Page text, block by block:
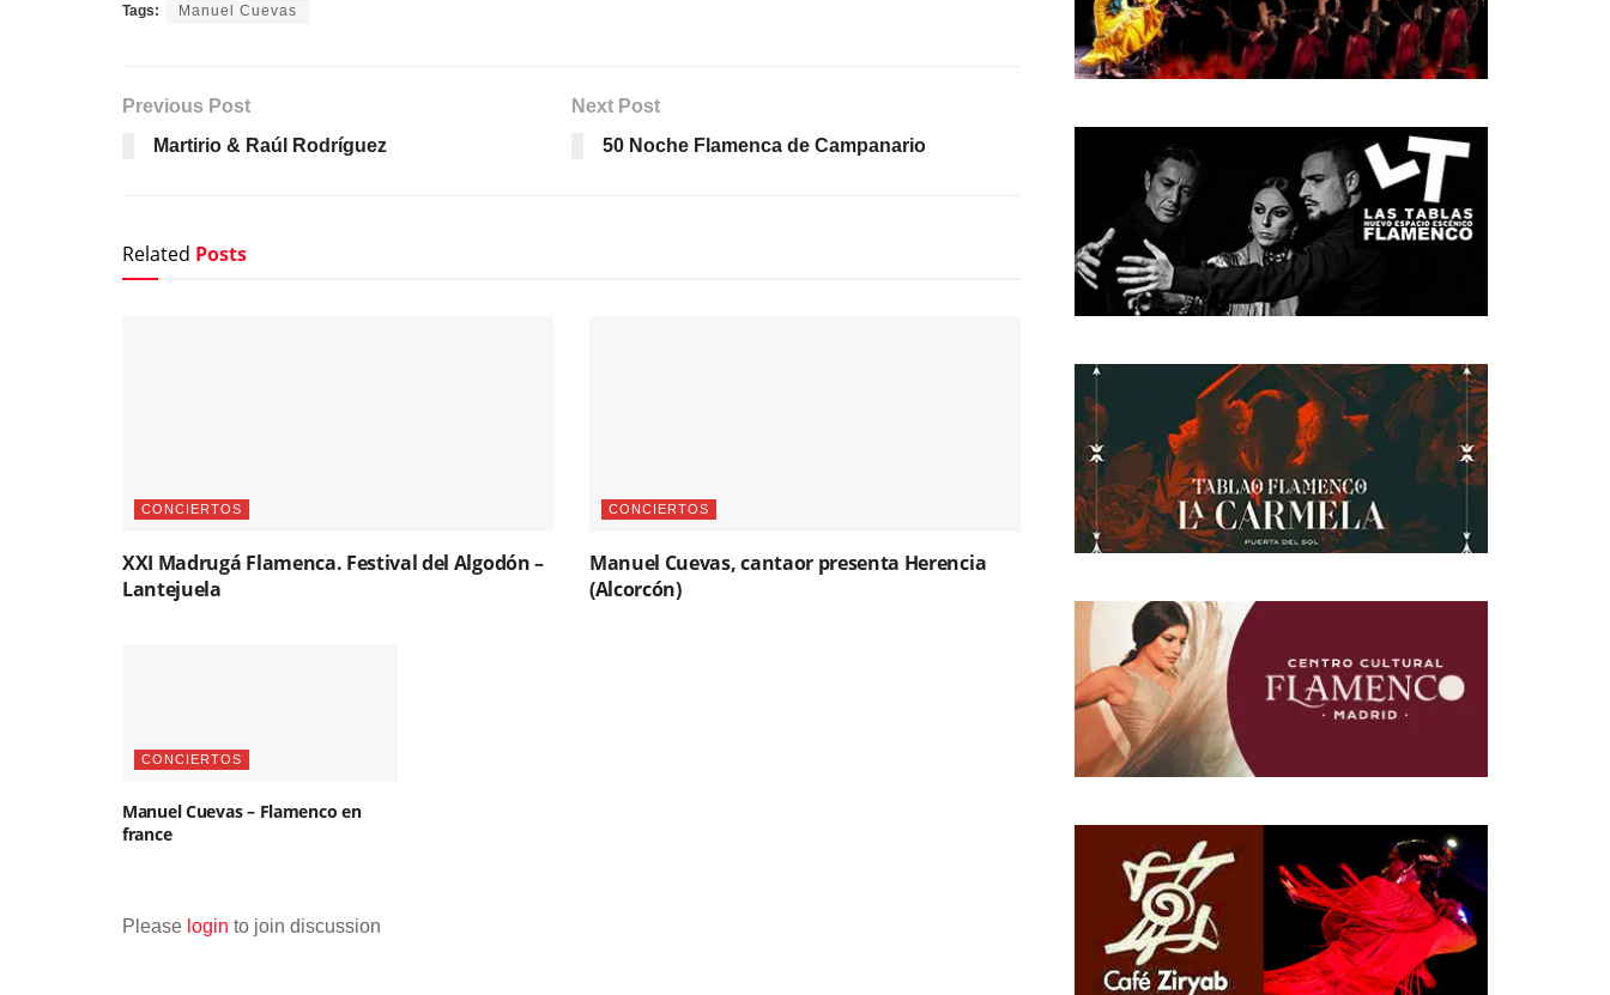
Tags: Manuel Cuevas
Previous Post
Martirio & Raúl Rodríguez
Next Post
50 Noche Flamenca de Campanario
Related Posts
CONCIERTOS
XXI Madrugá Flamenca. Festival del Algodón –
Lantejuela
CONCIERTOS
Manuel Cuevas, cantaor presenta Herencia
(Alcorcón)
CONCIERTOS
Manuel Cuevas – Flamenco en
france
Please login to join discussion